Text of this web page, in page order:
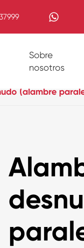
Sobre
nosotros
(alambre